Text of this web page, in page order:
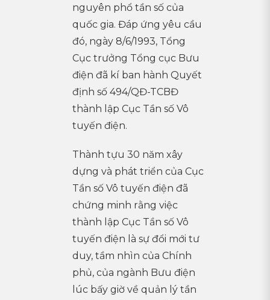
nguyên phổ tần số của
quốc gia. Đáp ứng yêu cầu
đó, ngày 8/6/1993, Tổng
Cục trưởng Tổng cục Bưu
điện đã kí ban hành Quyết
định số 494/QĐ-TCBĐ
thành lập Cục Tần số Vô
tuyến điện.
Thành tựu 30 năm xây
dựng và phát triển của Cục
Tần số Vô tuyến điện đã
chứng minh rằng việc
thành lập Cục Tần số Vô
tuyến điện là sự đổi mới tư
duy, tầm nhìn của Chính
phủ, của ngành Bưu điện
lúc bấy giờ về quản lý tần